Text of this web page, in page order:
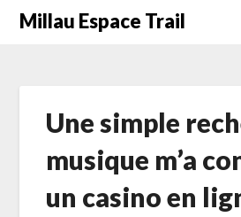
Millau Espace Trail
Une simple
musique m’a
un casino en